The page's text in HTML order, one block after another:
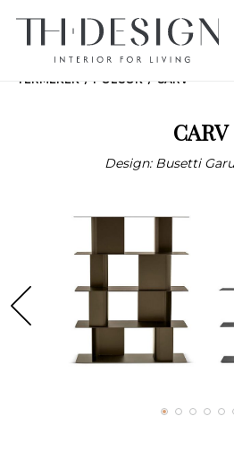
TERMÉKEK POLCOK CARV
CARV
Design: Busetti